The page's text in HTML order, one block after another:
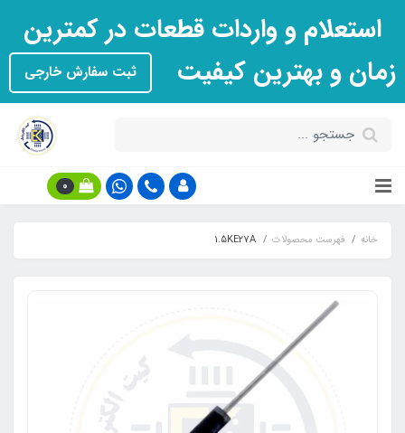
استعلام و واردات قطعات در کمترین
زمان و بهترین کیفیت
ثبت سفارش خارجی
0
خانه فهرست محصولات 1.5KE27A